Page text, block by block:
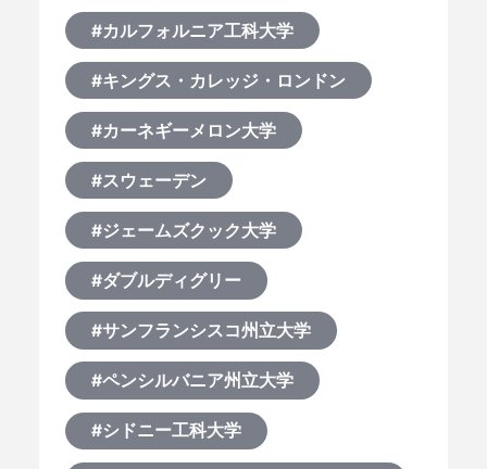
#カルフォルニア工科大学
#キングス・カレッジ・ロンドン
#カーネギーメロン大学
#スウェーデン
#ジェームズクック大学
#ダブルディグリー
#サンフランシスコ州立大学
#ペンシルバニア州立大学
#シドニー工科大学